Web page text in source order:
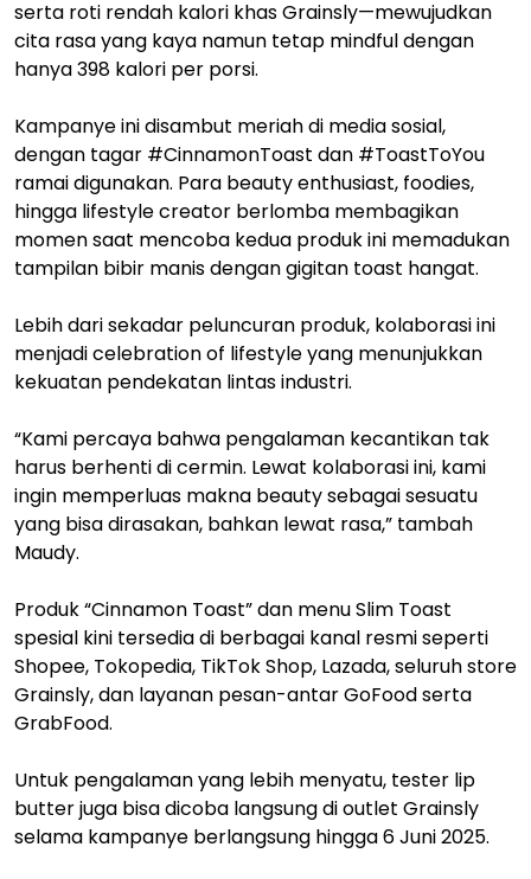
serta roti rendah kalori khas Grainsly—mewujudkan
cita rasa yang kaya namun tetap mindful dengan
hanya 398 kalori per porsi.
Kampanye ini disambut meriah di media sosial,
dengan tagar #CinnamonToast dan #ToastToYou
ramai digunakan. Para beauty enthusiast, foodies,
hingga lifestyle creator berlomba membagikan
momen saat mencoba kedua produk ini memadukan
tampilan bibir manis dengan gigitan toast hangat.
Lebih dari sekadar peluncuran produk, kolaborasi ini
menjadi celebration of lifestyle yang menunjukkan
kekuatan pendekatan lintas industri.
“Kami percaya bahwa pengalaman kecantikan tak
harus berhenti di cermin. Lewat kolaborasi ini, kami
ingin memperluas makna beauty sebagai sesuatu
yang bisa dirasakan, bahkan lewat rasa,” tambah
Maudy.
Produk “Cinnamon Toast” dan menu Slim Toast
spesial kini tersedia di berbagai kanal resmi seperti
Shopee, Tokopedia, TikTok Shop, Lazada, seluruh store
Grainsly, dan layanan pesan-antar GoFood serta
GrabFood.
Untuk pengalaman yang lebih menyatu, tester lip
butter juga bisa dicoba langsung di outlet Grainsly
selama kampanye berlangsung hingga 6 Juni 2025.